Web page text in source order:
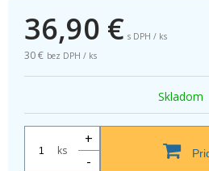
36,90 € s DPH / ks
30 € bez DPH / ks
Skladom
ks
+
-